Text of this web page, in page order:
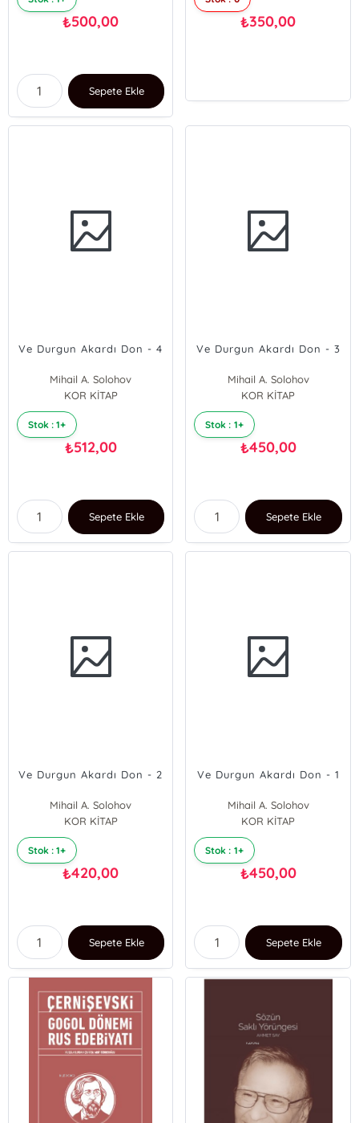
₺500,00
Sepete Ekle
₺350,00
Ve Durgun Akardı Don - 4
Mihail A. Solohov
KOR KİTAP
Stok : 1+
₺512,00
Sepete Ekle
Ve Durgun Akardı Don - 3
Mihail A. Solohov
KOR KİTAP
Stok : 1+
₺450,00
Sepete Ekle
Ve Durgun Akardı Don - 2
Mihail A. Solohov
KOR KİTAP
Stok : 1+
₺420,00
Sepete Ekle
Ve Durgun Akardı Don - 1
Mihail A. Solohov
KOR KİTAP
Stok : 1+
₺450,00
Sepete Ekle